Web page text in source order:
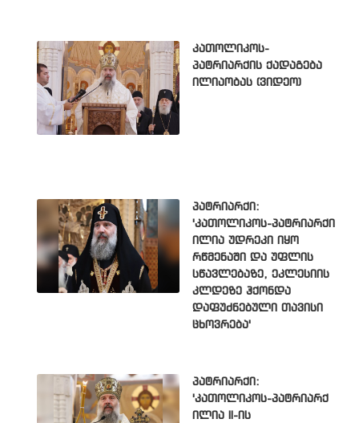
კათოლიკოს-
პატრიარქის ქადაგება
ილიაობას (ვიდეო)
პატრიარქი:
'კათოლიკოს-პატრიარქი
ილია უდრეკი იყო
რწმენაში და უფლის
სწავლებაზე, ეკლესიის
კლდეზე ჰქონდა
დაფუძნებული თავისი
ცხოვრება'
პატრიარქი:
'კათოლიკოს-პატრიარქ
ილია II-ის